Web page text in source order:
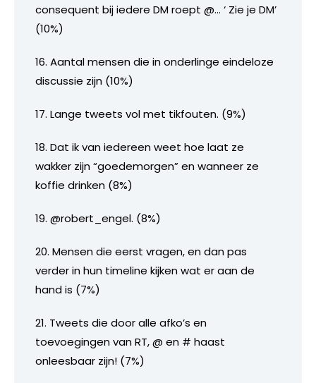
consequent bij iedere DM roept @… ‘ Zie je DM’
(10%)
16. Aantal mensen die in onderlinge eindeloze
discussie zijn (10%)
17. Lange tweets vol met tikfouten. (9%)
18. Dat ik van iedereen weet hoe laat ze
wakker zijn “goedemorgen” en wanneer ze
koffie drinken (8%)
19. @robert_engel. (8%)
20. Mensen die eerst vragen, en dan pas
verder in hun timeline kijken wat er aan de
hand is (7%)
21. Tweets die door alle afko’s en
toevoegingen van RT, @ en # haast
onleesbaar zijn! (7%)